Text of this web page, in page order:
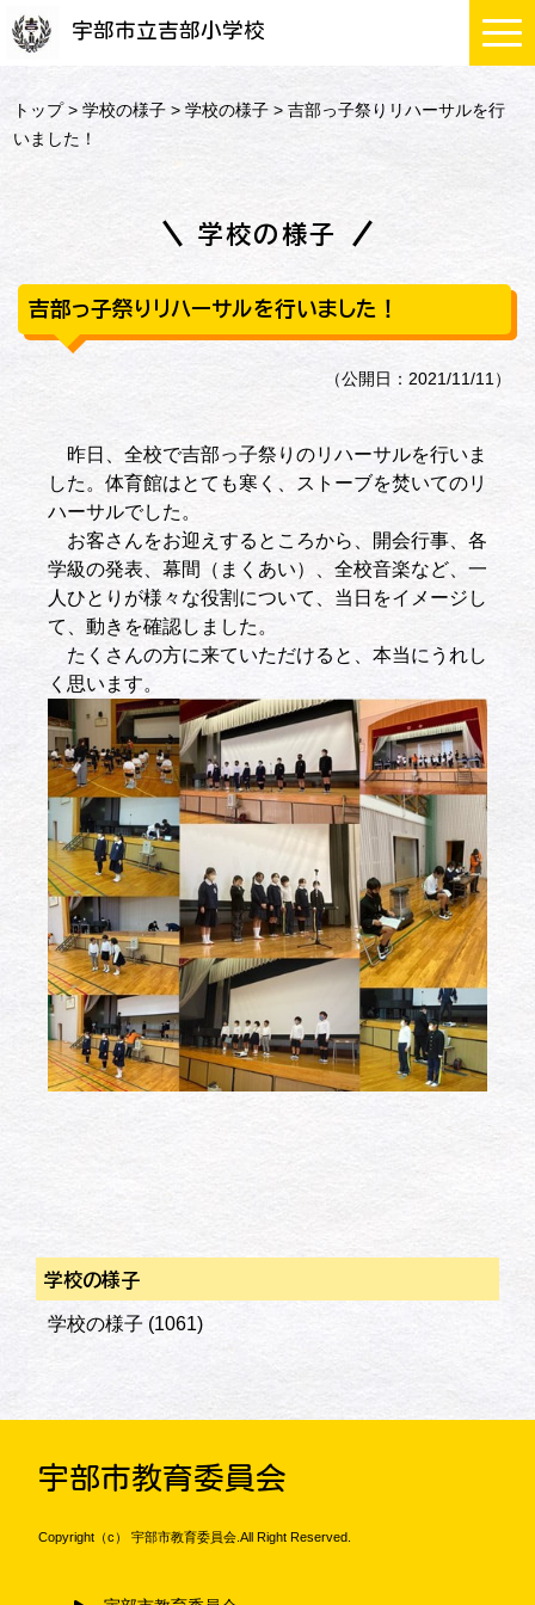
宇部市立吉部小学校
トップ>学校の様子 >学校の様子 > 吉部っ子祭りリハーサルを行
いました！
学校の様子
吉部っ子祭りリハーサルを行いました！
（公開日：2021/11/11）
昨日、全校で吉部っ子祭りのリハーサルを行いま
した。体育館はとても寒く、ストーブを焚いてのリ
ハーサルでした。
お客さんをお迎えするところから、開会行事、各
学級の発表、幕間（まくあい）、全校音楽など、一
人ひとりが様々な役割について、当日をイメージし
て、動きを確認しました。
たくさんの方に来ていただけると、本当にうれし
く思います。
学校の様子
学校の様子 (1061)
宇部市教育委員会
Copyright（c） 宇部市教育委員会.All Right Reserved.